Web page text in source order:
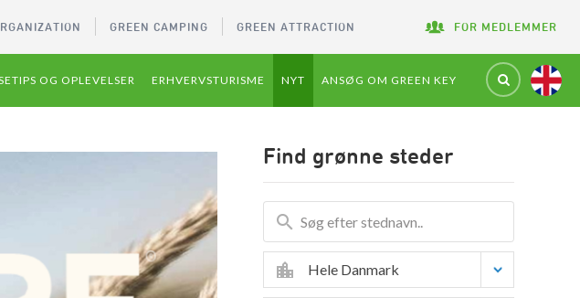
GREEN CAMPING GREEN ATTRACTION FOR MEDLEMMER
OG OPLEVELSER ERHVERVSTURISME NYT ANSØG OM GREEN KEY
Find grønne steder
Hele Danmark